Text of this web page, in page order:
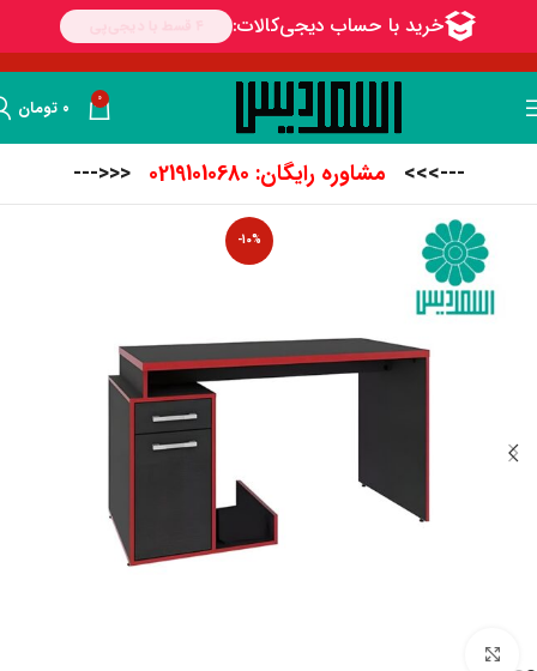
0 ۰ تومان
--->>> مشاوره رایگان: 02191010680 <<<---
-10%